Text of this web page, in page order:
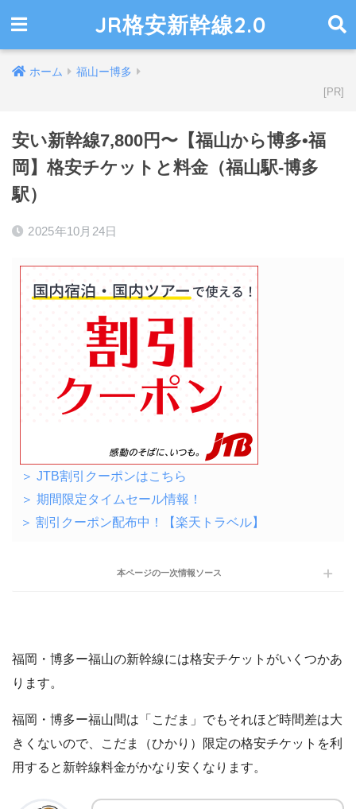
JR格安新幹線2.0
ホーム 福山ー博多
安い新幹線7,800円〜【福山から博多•福
岡】格安チケットと料金（福山駅-博多
駅）
2025年10月24日
＞ JTB割引クーポンはこちら
＞ 期間限定タイムセール情報！
＞ 割引クーポン配布中！【楽天トラベル】
本ページの一次情報ソース
福岡・博多ー福山の新幹線には格安チケットがいくつかあ
ります。
福岡・博多ー福山間は「こだま」でもそれほど時間差は大
きくないので、こだま（ひかり）限定の格安チケットを利
用すると新幹線料金がかなり安くなります。